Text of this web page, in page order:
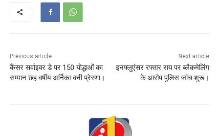
Previous article
कैंसर सर्वाइवर डे पर 150 योद्धाओं का
सम्मान छह वर्षीय अर्निका बनी प्रेरणा।
Next article
इनफ्लुएंसर रफ्तार राय पर ब्लैकमेलिंग
के आरोप पुलिस जांच शुरू।